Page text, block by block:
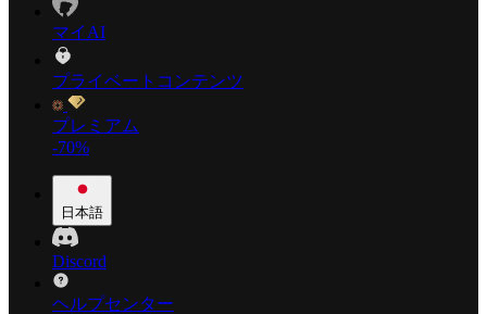
マイAI
プライベートコンテンツ
プレミアム
-70%
日本語
Discord
ヘルプセンター